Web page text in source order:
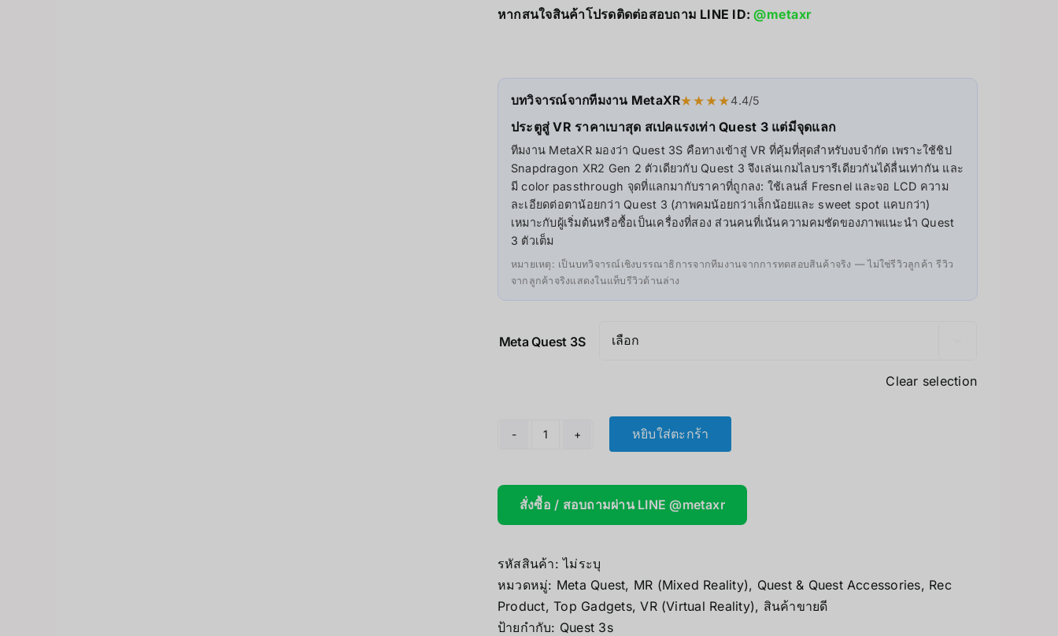
หากสนใจสินค้าโปรดติดต่อสอบถาม LINE ID:@metaxr
บทวิจารณ์จากทีมงาน MetaXR★★★★4.4/5
ประตูสู่ VR ราคาเบาสุด สเปคแรงเท่า Quest 3 แต่มีจุดแลก
ทีมงาน MetaXR มองว่า Quest 3S คือทางเข้าสู่ VR ที่คุ้มที่สุดสำหรับงบจำกัด เพราะใช้ชิป
Snapdragon XR2 Gen 2 ตัวเดียวกับ Quest 3 จึงเล่นเกมไลบรารีเดียวกันได้ลื่นเท่ากัน และ
มี color passthrough จุดที่แลกมากับราคาที่ถูกลง: ใช้เลนส์ Fresnel และจอ LCD ความ
ละเอียดต่อตาน้อยกว่า Quest 3 (ภาพคมน้อยกว่าเล็กน้อยและ sweet spot แคบกว่า)
เหมาะกับผู้เริ่มต้นหรือซื้อเป็นเครื่องที่สอง ส่วนคนที่เน้นความคมชัดของภาพแนะนำ Quest
3 ตัวเต็ม
หมายเหตุ: เป็นบทวิจารณ์เชิงบรรณาธิการจากทีมงานจากการทดสอบสินค้าจริง — ไม่ใช่รีวิวลูกค้า รีวิว
จากลูกค้าจริงแสดงในแท็บรีวิวด้านล่าง
Meta Quest 3S
Clear selection
จำนวน
Quest
3S
ชิ้น
หยิบใส่ตะกร้า
สั่งซื้อ / สอบถามผ่าน LINE @metaxr
รหัสสินค้า:ไม่ระบุ
หมวดหมู่: Meta Quest, MR (Mixed Reality), Quest & Quest Accessories, Rec
Product,Top Gadgets,VR (Virtual Reality), สินค้าขายดี
ป้ายกำกับ: Quest 3s